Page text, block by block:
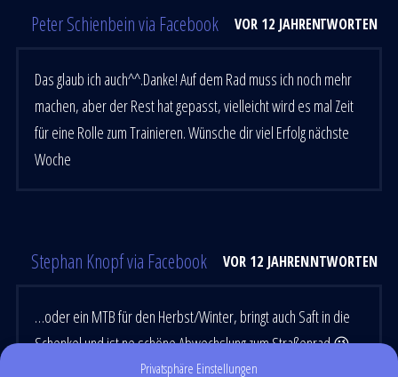
Privatsphäre Einstellungen
Peter Schienbein via Facebook VOR 12 JAHRENANTWORTEN
Das glaub ich auch^^.Danke! Auf dem Rad muss ich noch mehr
machen, aber der Rest hat gepasst, vielleicht wird es mal Zeit
für eine Rolle zum Trainieren. Wünsche dir viel Erfolg nächste
Woche
Stephan Knopf via Facebook VOR 12 JAHRENANTWORTEN
…oder ein MTB für den Herbst/Winter, bringt auch Saft in die
Schenkel und ist ne schöne Abwechslung zum Straßenrad 😉